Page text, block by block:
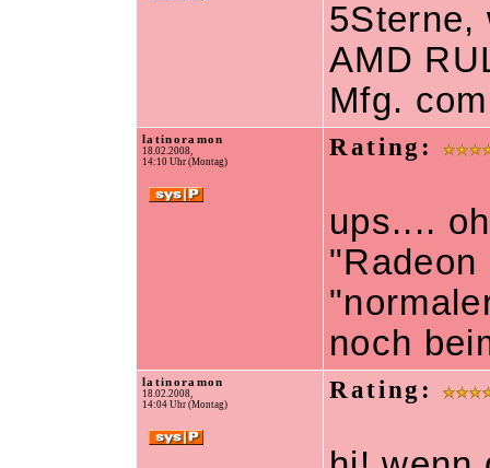
5Sterne,
AMD
Mfg.
latinoramon
18.02.2008,
14:10 Uhr (Montag)
Rating:
ups....
"Radeon
noch
latinoramon
18.02.2008,
14:04 Uhr (Montag)
Rating: